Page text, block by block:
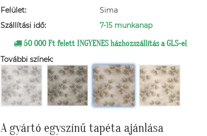
Felület:
Sima
Szállítási idő:
7-15 munkanap
50 000 Ft felett INGYENES házhozszállítás a GLS-el
További színek:
A gyártó egyszínű tapéta ajánlása